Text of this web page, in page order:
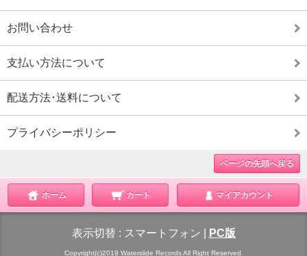
お問い合わせ
支払い方法について
配送方法･送料について
プライバシーポリシー
ページの先頭へ戻る
ホーム カート マイアカウント
表示切替 : スマートフォン PC版
Copyright(c)2019 Waterslide Records All Right Reserved.